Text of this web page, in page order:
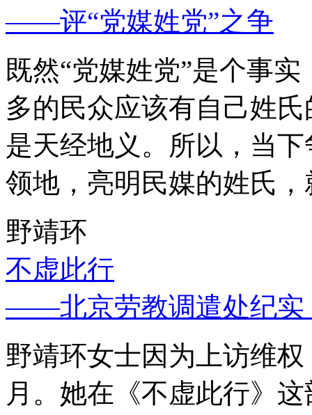
——评“党媒姓党”之争
既然“党媒姓党”是个事
多的民众应该有自己姓
是天经地义。所以，当
领地，亮明民媒的姓氏
野靖环
不虚此行
——北京劳教调遣处纪实
野靖环女士因为上访维
月。她在《不虚此行》